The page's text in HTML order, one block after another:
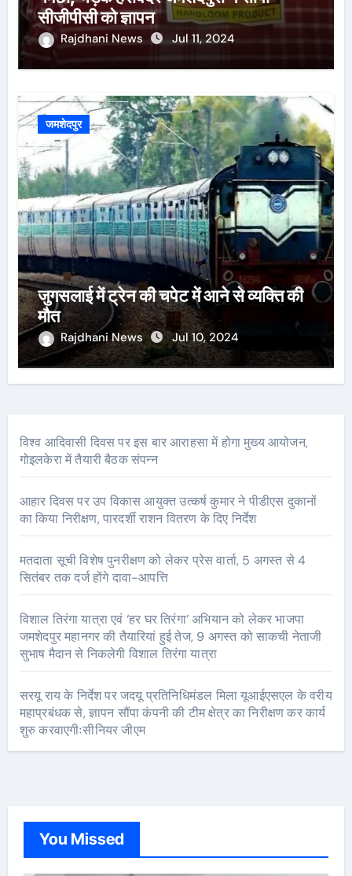
सीजीपीसी को ज्ञापन
Rajdhani News Jul 11, 2024
जमशेदपुर
जुगसलाई में ट्रेन की चपेट में आने से व्यक्ति की
मौत
Rajdhani News Jul 10, 2024
विश्व आदिवासी दिवस पर इस बार आराहसा में होगा मुख्य आयोजन,
गोइलकेरा में तैयारी बैठक संपन्न
आहार दिवस पर उप विकास आयुक्त उत्कर्ष कुमार ने पीडीएस दुकानों
का किया निरीक्षण, पारदर्शी राशन वितरण के दिए निर्देश
मतदाता सूची विशेष पुनरीक्षण को लेकर प्रेस वार्ता, 5 अगस्त से 4
सितंबर तक दर्ज होंगे दावा-आपत्ति
विशाल तिरंगा यात्रा एवं ‘हर घर तिरंगा’ अभियान को लेकर भाजपा
जमशेदपुर महानगर की तैयारियां हुई तेज, 9 अगस्त को साकची नेताजी
सुभाष मैदान से निकलेगी विशाल तिरंगा यात्रा
सरयू राय के निर्देश पर जदयू प्रतिनिधिमंडल मिला यूआईएसएल के वरीय
महाप्रबंधक से, ज्ञापन सौंपा कंपनी की टीम क्षेत्र का निरीक्षण कर कार्य
शुरु करवाएगीःसीनियर जीएम
You Missed